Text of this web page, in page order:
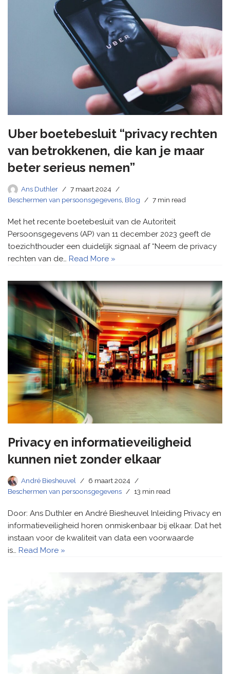
Uber boetebesluit “privacy rechten
van betrokkenen, die kan je maar
beter serieus nemen”
Ans Duthler
7 maart 2024
Beschermen van persoonsgegevens Blog 7 min read
Met het recente boetebesluit van de Autoriteit
Persoonsgegevens (AP) van 11 december 2023 geeft de
toezichthouder een duidelijk signaal af “Neem de privacy
rechten van de… Read More »
Privacy en informatieveiligheid
kunnen niet zonder elkaar
André Biesheuvel
6 maart 2024
Beschermen van persoonsgegevens
13 min read
Door: Ans Duthler en André Biesheuvel Inleiding Privacy en
informatieveiligheid horen onmiskenbaar bij elkaar. Dat het
instaan voor de kwaliteit van data een voorwaarde
is… Read More »